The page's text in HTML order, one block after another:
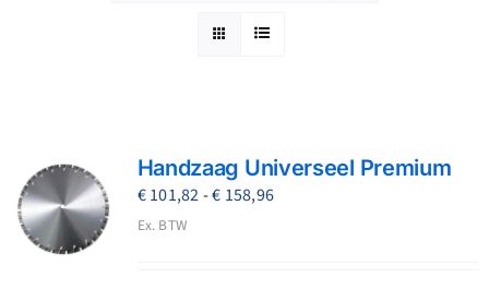
Blog
Handzaag Universeel Premium
€101,82-€ 158,96Prijsklasse:
Ex. BTW